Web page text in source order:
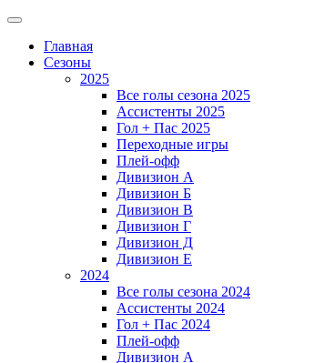
Главная
Сезоны
2025
Все голы сезона 2025
Ассистенты 2025
Гол + Пас 2025
Переходные игры
Плей-офф
Дивизион A
Дивизион Б
Дивизион В
Дивизион Г
Дивизион Д
Дивизион Е
2024
Все голы сезона 2024
Ассистенты 2024
Гол + Пас 2024
Плей-офф
Дивизион A